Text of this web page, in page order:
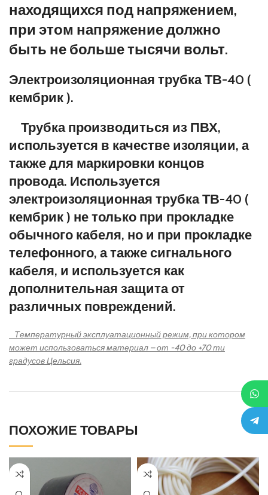
находящихся под напряжением,
при этом напряжение должно
быть не больше тысячи вольт.
Электроизоляционная трубка ТВ-40 (
кембрик ).
Трубка производиться из ПВХ,
используется в качестве изоляции, а
также для маркировки концов
провода. Используется
электроизоляционная трубка ТВ-40 (
кембрик ) не только при прокладке
обычного кабеля, но и при прокладке
телефонного, а также сигнального
кабеля, и используется как
дополнительная защита от
различных повреждений.
Температурный эксплуатационный режим, при котором
может использоваться материал – от -40 до +70 ти
градусов Цельсия.
ПОХОЖИЕ ТОВАРЫ